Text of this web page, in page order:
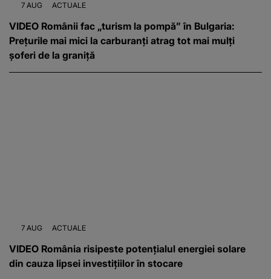
7 AUG ACTUALE
VIDEO Românii fac „turism la pompă” în Bulgaria:
Prețurile mai mici la carburanți atrag tot mai mulți
șoferi de la graniță
7 AUG ACTUALE
VIDEO România risipeste potențialul energiei solare
din cauza lipsei investițiilor în stocare